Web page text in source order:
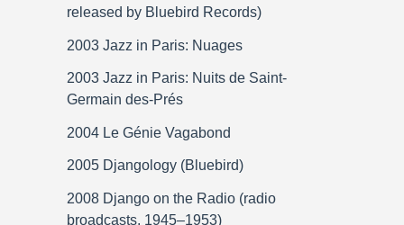
released by Bluebird Records)
2003 Jazz in Paris: Nuages
2003 Jazz in Paris: Nuits de Saint-
Germain des-Prés
2004 Le Génie Vagabond
2005 Djangology (Bluebird)
2008 Django on the Radio (radio
broadcasts, 1945–1953)